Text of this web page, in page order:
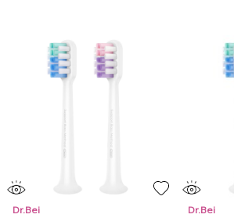
Dr.Bei
Dr.Bei